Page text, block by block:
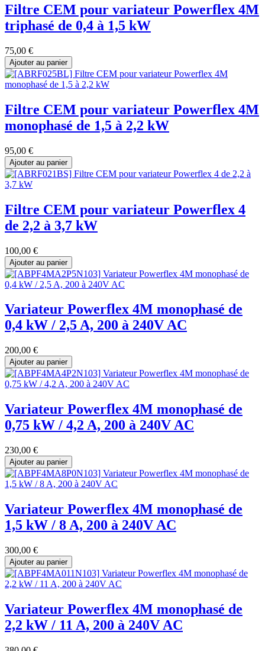
Filtre CEM pour variateur Powerflex 4M
triphasé de 0,4 à 1,5 kW
75,00 €
Ajouter au panier
Filtre CEM pour variateur Powerflex 4M
monophasé de 1,5 à 2,2 kW
95,00 €
Ajouter au panier
Filtre CEM pour variateur Powerflex 4
de 2,2 à 3,7 kW
100,00 €
Ajouter au panier
Variateur Powerflex 4M monophasé de
0,4 kW / 2,5 A, 200 à 240V AC
200,00 €
Ajouter au panier
Variateur Powerflex 4M monophasé de
0,75 kW / 4,2 A, 200 à 240V AC
230,00 €
Ajouter au panier
Variateur Powerflex 4M monophasé de
1,5 kW / 8 A, 200 à 240V AC
300,00 €
Ajouter au panier
Variateur Powerflex 4M monophasé de
2,2 kW / 11 A, 200 à 240V AC